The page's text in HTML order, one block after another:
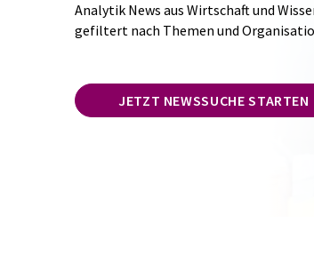
Analytik News aus Wirtschaft und
gefiltert nach Themen und
JETZT NEWSSUCHE STARTEN